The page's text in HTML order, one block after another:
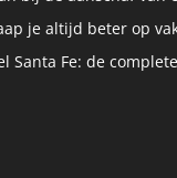
je altijd beter op
Santa Fe: de